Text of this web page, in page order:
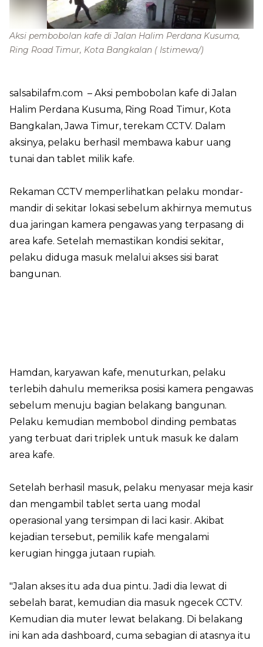
Aksi pembobolan kafe di Jalan Halim Perdana Kusuma,
Ring Road Timur, Kota Bangkalan ( Istimewa/)
salsabilafm.com – Aksi pembobolan kafe di Jalan
Halim Perdana Kusuma, Ring Road Timur, Kota
Bangkalan, Jawa Timur, terekam CCTV. Dalam
aksinya, pelaku berhasil membawa kabur uang
tunai dan tablet milik kafe.
Rekaman CCTV memperlihatkan pelaku mondar-
mandir di sekitar lokasi sebelum akhirnya memutus
dua jaringan kamera pengawas yang terpasang di
area kafe. Setelah memastikan kondisi sekitar,
pelaku diduga masuk melalui akses sisi barat
bangunan.
Hamdan, karyawan kafe, menuturkan, pelaku
terlebih dahulu memeriksa posisi kamera pengawas
sebelum menuju bagian belakang bangunan.
Pelaku kemudian membobol dinding pembatas
yang terbuat dari triplek untuk masuk ke dalam
area kafe.
Setelah berhasil masuk, pelaku menyasar meja kasir
dan mengambil tablet serta uang modal
operasional yang tersimpan di laci kasir. Akibat
kejadian tersebut, pemilik kafe mengalami
kerugian hingga jutaan rupiah.
"Jalan akses itu ada dua pintu. Jadi dia lewat di
sebelah barat, kemudian dia masuk ngecek CCTV.
Kemudian dia muter lewat belakang. Di belakang
ini kan ada dashboard, cuma sebagian di atasnya itu